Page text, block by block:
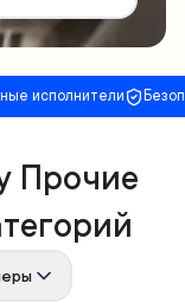
исполнители
Прочие